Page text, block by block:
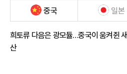
중국 일본
희토류 다음은 광모듈…중국이 움켜쥔
산